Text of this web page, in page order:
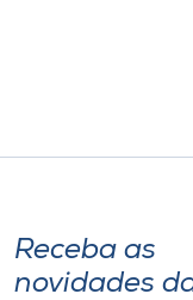
Receba as
novidades